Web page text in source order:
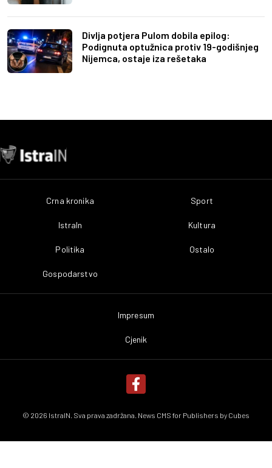
Divlja potjera Pulom dobila epilog:
Podignuta optužnica protiv 19-godišnjeg
Nijemca, ostaje iza rešetaka
Crna kronika
IstraIn
Politika
Gospodarstvo
Sport
Kultura
Ostalo
Impresum
Cjenik
© 2026 IstraIN. Sva prava zadržana. News CMS for Publishers by Cubes